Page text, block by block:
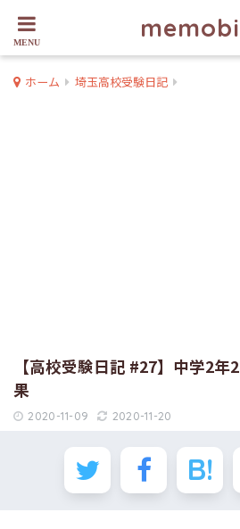
ホーム 埼玉高校受験日記
【高校受験日記 #27】中学2
果
2020-11-09 2020-11-20